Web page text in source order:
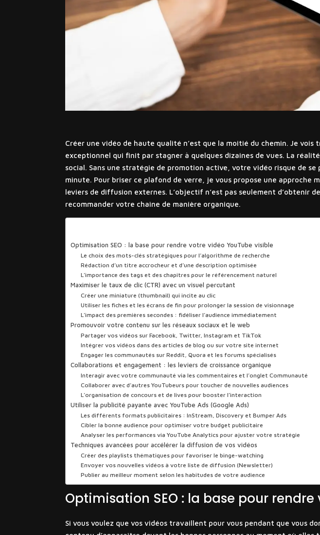
Créer une vidéo de haute qualité n’est que la moitié du chemin. Je
exceptionnel qui finit par stagner à quelques dizaines de vues. La
social. Sans une stratégie de promotion active, votre vidéo risque de se
minute. Pour briser ce plafond de verre, je vous propose une approche
leviers de diffusion externes. L’objectif n’est pas seulement d’obtenir
recommander votre chaîne de manière organique.
Optimisation SEO : la base pour rendre votre vidéo YouTube visible
Le choix des mots-clés stratégiques pour l’algorithme de recherche
Rédaction d’un titre accrocheur et d’une description optimisée
L’importance des tags et des chapitres pour le référencement naturel
Maximiser le taux de clic (CTR) avec un visuel percutant
Créer une miniature (thumbnail) qui incite au clic
Utiliser les fiches et les écrans de fin pour prolonger la session de visionnage
L’impact des premières secondes : fidéliser l’audience immédiatement
Promouvoir votre contenu sur les réseaux sociaux et le web
Partager vos vidéos sur Facebook, Twitter, Instagram et TikTok
Intégrer vos vidéos dans des articles de blog ou sur votre site internet
Engager les communautés sur Reddit, Quora et les forums spécialisés
Collaborations et engagement : les leviers de croissance organique
Interagir avec votre communauté via les commentaires et l’onglet Communauté
Collaborer avec d’autres YouTubeurs pour toucher de nouvelles audiences
L’organisation de concours et de lives pour booster l’interaction
Utiliser la publicité payante avec YouTube Ads (Google Ads)
Les différents formats publicitaires : InStream, Discovery et Bumper Ads
Cibler la bonne audience pour optimiser votre budget publicitaire
Analyser les performances via YouTube Analytics pour ajuster votre stratégie
Techniques avancées pour accélérer la diffusion de vos vidéos
Créer des playlists thématiques pour favoriser le binge-watching
Envoyer vos nouvelles vidéos à votre liste de diffusion (Newsletter)
Publier au meilleur moment selon les habitudes de votre audience
Optimisation SEO : la base pour
Si vous voulez que vos vidéos travaillent pour vous pendant que vous